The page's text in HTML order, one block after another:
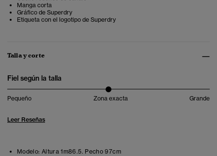
Manga corta
Gráfico de Superdry
Etiqueta con el logotipo de Superdry
Talla y corte
Fiel según la talla
Pequeño Zona exacta Grande
Leer Reseñas
Modelo: Altura 1m86.5. Pecho 97cm